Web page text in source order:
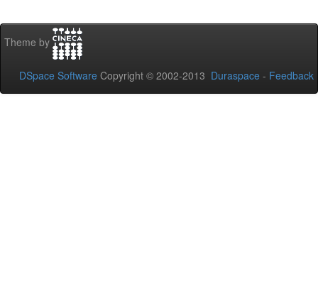
Theme by
DSpace Software Copyright © 2002-2013 Duraspace - Feedback